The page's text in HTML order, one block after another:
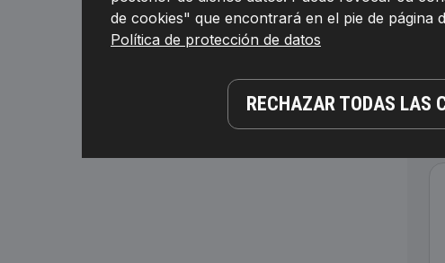
de cookies" que encontrará en el pie de página
Política de protección de datos
RECHAZAR TODAS LAS